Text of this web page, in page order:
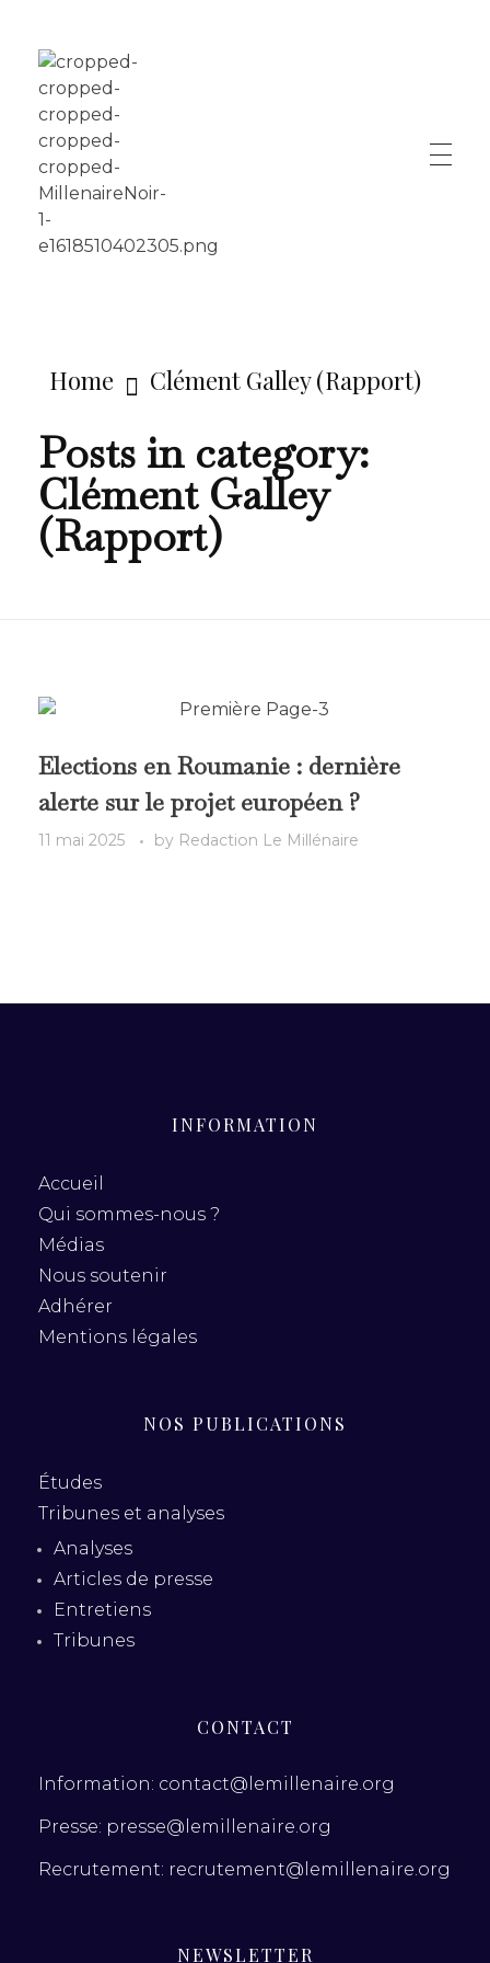
Home Clément Galley (Rapport)
Posts in category:
Clément Galley
(Rapport)
Elections en Roumanie : dernière
alerte sur le projet européen ?
11 mai 2025 by Redaction Le Millénaire
INFORMATION
Accueil
Qui sommes-nous ?
Médias
Nous soutenir
Adhérer
Mentions légales
NOS PUBLICATIONS
Études
Tribunes et analyses
Analyses
Articles de presse
Entretiens
Tribunes
CONTACT
Information: contact@lemillenaire.org
Presse: presse@lemillenaire.org
Recrutement: recrutement@lemillenaire.org
NEWSLETTER